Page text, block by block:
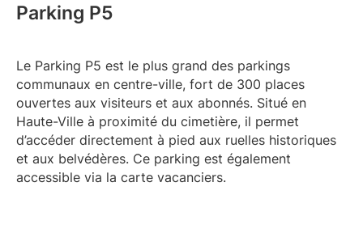
Parking P5
Le Parking P5 est le plus grand des parkings
communaux en centre-ville, fort de 300 places
ouvertes aux visiteurs et aux abonnés. Situé en
Haute-Ville à proximité du cimetière, il permet
d’accéder directement à pied aux ruelles historiques
et aux belvédères. Ce parking est également
accessible via la carte vacanciers.